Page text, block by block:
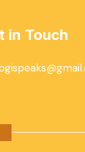
in Touch